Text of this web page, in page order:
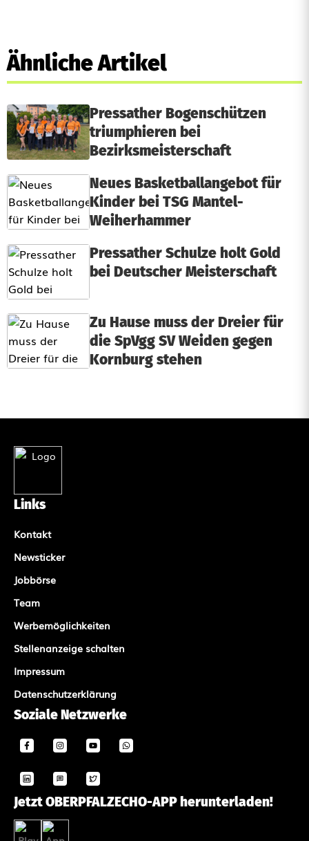
Ähnliche Artikel
Pressather Bogenschützen
triumphieren bei
Bezirksmeisterschaft
Neues Basketballangebot für
Kinder bei TSG Mantel-
Weiherhammer
Pressather Schulze holt Gold
bei Deutscher Meisterschaft
Zu Hause muss der Dreier für
die SpVgg SV Weiden gegen
Kornburg stehen
Links
Kontakt
Newsticker
Jobbörse
Team
Werbemöglichkeiten
Stellenanzeige schalten
Impressum
Datenschutzerklärung
Soziale Netzwerke
Jetzt OBERPFALZECHO-APP herunterladen!